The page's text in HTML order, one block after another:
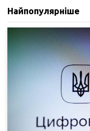
Найпопулярніше